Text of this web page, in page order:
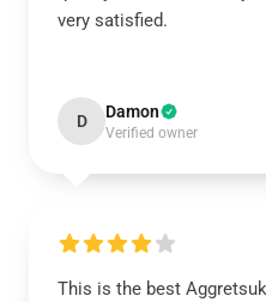
very satisfied.
D Damon
Verified owner
This is the best